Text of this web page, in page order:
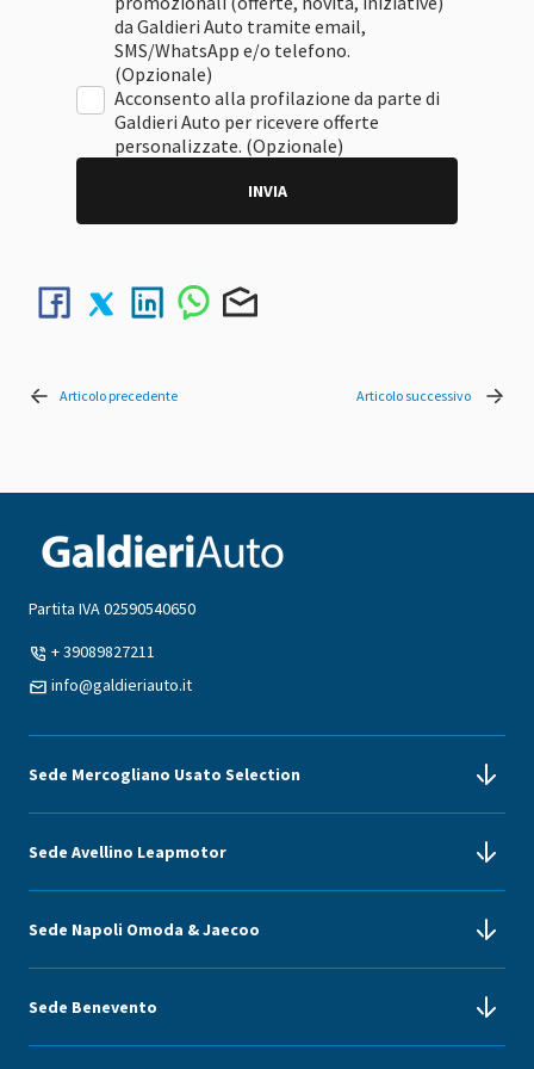
da Galdieri Auto tramite email,
SMS/WhatsApp e/o telefono.
(Opzionale)
Acconsento alla profilazione da parte di
Galdieri Auto per ricevere offerte
personalizzate. (Opzionale)
INVIA
Articolo precedente Articolo successivo
Partita IVA 02590540650
+ 39089827211
info@galdieriauto.it
Sede Mercogliano Usato Selection
Sede Avellino Leapmotor
Via Nazionale Località Alvanella - 83024 Monteforte Irpino (Avellino)
Sede Napoli Omoda & Jaecoo
Sede Benevento